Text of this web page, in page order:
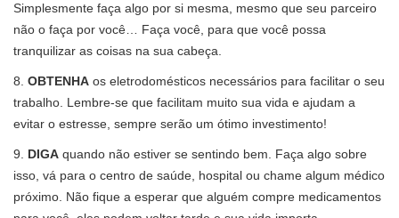
Simplesmente faça algo por si mesma, mesmo que seu parceiro
não o faça por você… Faça você, para que você possa
tranquilizar as coisas na sua cabeça.
8. OBTENHA os eletrodomésticos necessários para facilitar o seu
trabalho. Lembre-se que facilitam muito sua vida e ajudam a
evitar o estresse, sempre serão um ótimo investimento!
9. DIGA quando não estiver se sentindo bem. Faça algo sobre
isso, vá para o centro de saúde, hospital ou chame algum médico
próximo. Não fique a esperar que alguém compre medicamentos